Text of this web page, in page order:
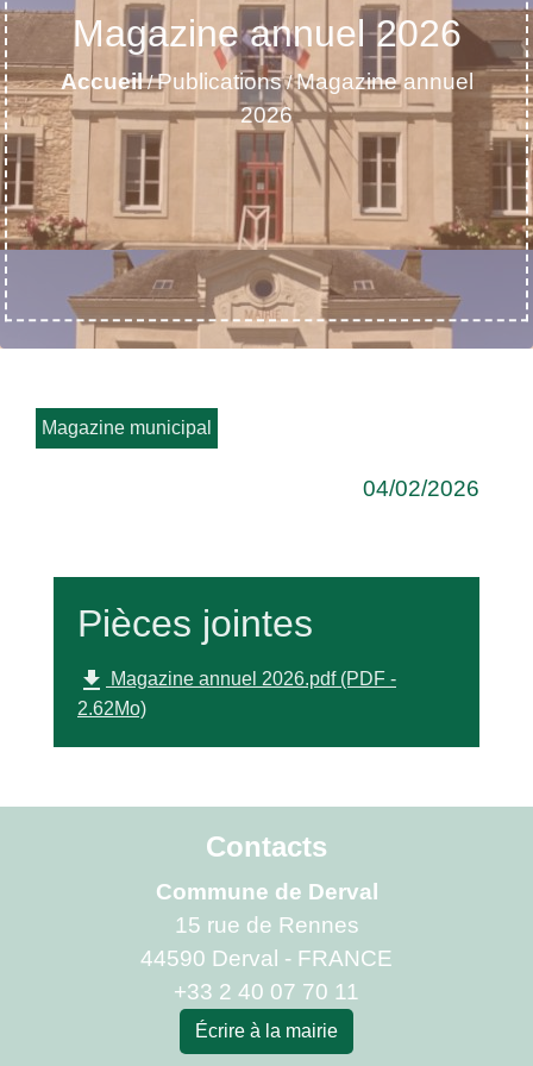
Magazine annuel 2026
Accueil/Publications/Magazine annuel
2026
Magazine municipal
04/02/2026
Pièces jointes
file_download
Magazine annuel 2026.pdf (PDF -
2.62Mo)
Contacts
Commune de Derval
15 rue de Rennes
44590 Derval - FRANCE
+33 2 40 07 70 11
Écrire à la mairie